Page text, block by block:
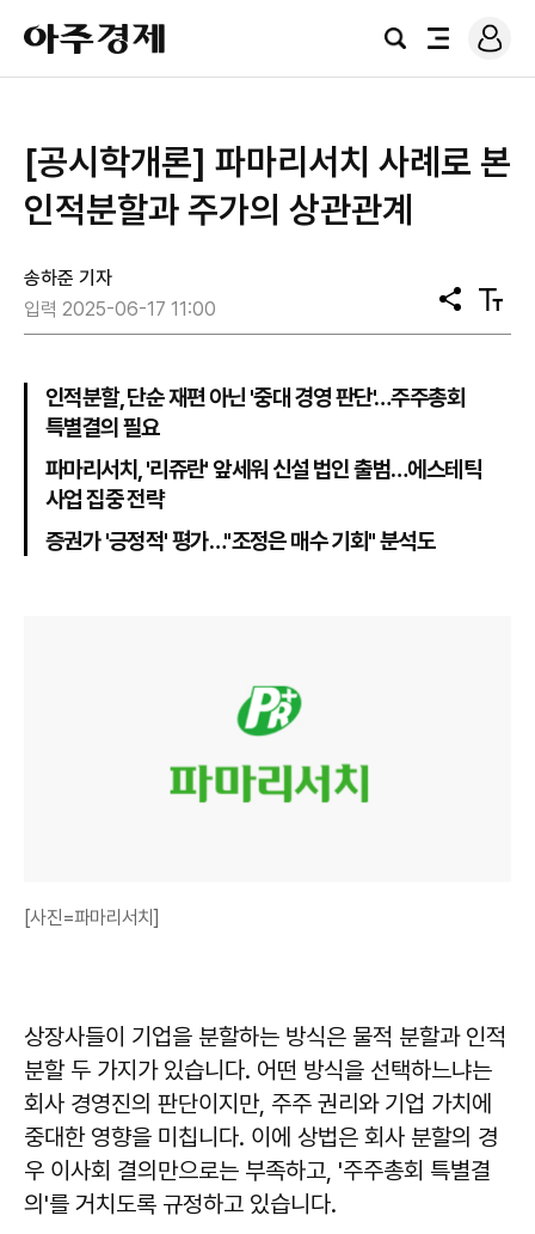
아
주
경
검
전
로
그
[공시학개론] 파마리서치 사례로 본
인적분할과 주가의 상관관계
송하준 기자
입력 2025-06-17 11:00
공
유
텍
스
인적분할, 단순 재편 아닌 '중대 경영 판단'…주주총회
특별결의 필요
파마리서치, '리쥬란' 앞세워 신설 법인 출범…에스테틱
사업 집중 전략
증권가 '긍정적' 평가…"조정은 매수 기회" 분석도
[사진=파마리서치]
상장사들이 기업을 분할하는 방식은 물적 분할과 인적
분할 두 가지가 있습니다. 어떤 방식을 선택하느냐는
회사 경영진의 판단이지만, 주주 권리와 기업 가치에
중대한 영향을 미칩니다. 이에 상법은 회사 분할의 경
우 이사회 결의만으로는 부족하고, '주주총회 특별결
의'를 거치도록 규정하고 있습니다.